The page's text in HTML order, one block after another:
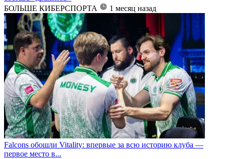
БОЛЬШЕ КИБЕРСПОРТА
1 месяц назад
Falcons обошли Vitality: впервые за всю историю клуба —
первое место в...